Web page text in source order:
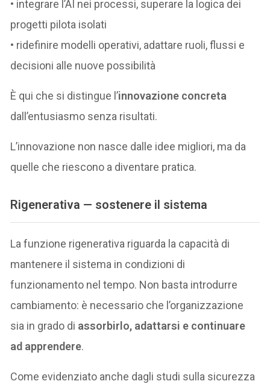
• integrare l’AI nei processi, superare la logica dei
progetti pilota isolati
• ridefinire modelli operativi, adattare ruoli, flussi e
decisioni alle nuove possibilità
È qui che si distingue l’innovazione concreta
dall’entusiasmo senza risultati.
L’innovazione non nasce dalle idee migliori, ma da
quelle che riescono a diventare pratica.
Rigenerativa — sostenere il sistema
La funzione rigenerativa riguarda la capacità di
mantenere il sistema in condizioni di
funzionamento nel tempo. Non basta introdurre
cambiamento: è necessario che l’organizzazione
sia in grado di assorbirlo, adattarsi e continuare
ad apprendere.
Come evidenziato anche dagli studi sulla sicurezza